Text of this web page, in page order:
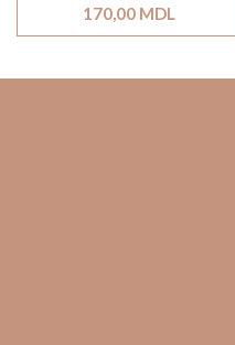
170,00 MDL